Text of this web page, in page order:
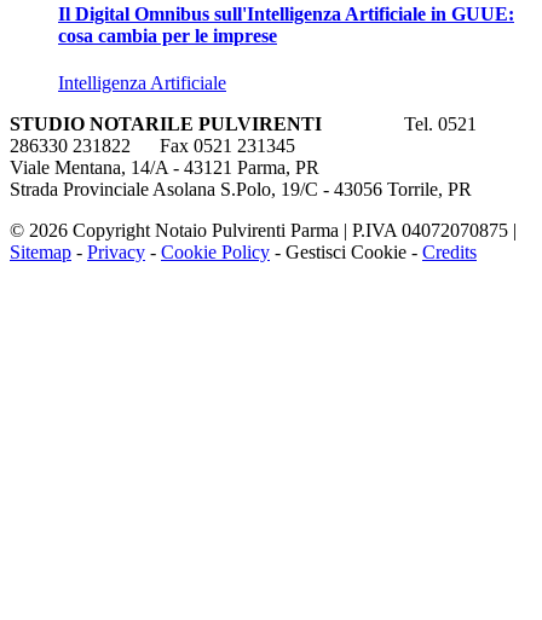
Il Digital Omnibus sull'Intelligenza Artificiale in GUUE:
cosa cambia per le imprese
Intelligenza Artificiale
STUDIO NOTARILE PULVIRENTI
Tel. 0521
286330 231822 Fax 0521 231345
Viale Mentana, 14/A - 43121 Parma, PR
Strada Provinciale Asolana S.Polo, 19/C - 43056 Torrile, PR
© 2026 Copyright Notaio Pulvirenti Parma | P.IVA 04072070875 |
Sitemap - Privacy - Cookie Policy - Gestisci Cookie - Credits